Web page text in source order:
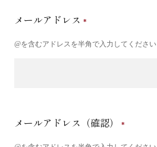
メールアドレス
@を含むアドレスを半角で入力してください
メールアドレス（確認）